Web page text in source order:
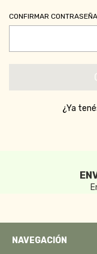
CONFIRMAR CONTRASEÑA
¿Ya
NAVEGACIÓN